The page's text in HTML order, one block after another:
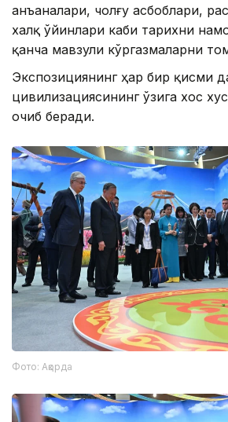
анъаналари, чолғу асбоблари,
халқ ўйинлари каби тарихни
қанча мавзули кўргазмаларни
Экспозициянинг ҳар бир қисми
цивилизациясининг ўзига хос
очиб беради.
Фото: Ақорда